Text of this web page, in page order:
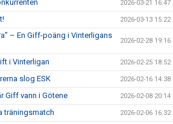
2026-03-21 16:47
2026-03-13 15:22
– En Giff-poäng i Vinterligans
2026-02-28 19:16
i Vinterligan 2026-02-25 18:52
slog ESK 2026-02-16 14:38
Giff vann i Götene 2026-02-08 20:14
träningsmatch 2026-02-06 16:32